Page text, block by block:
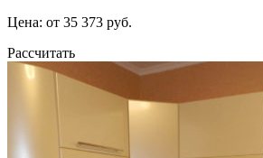
Цена: от 35 373 руб.
Рассчитать